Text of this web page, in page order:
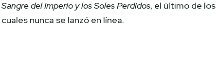
Sangre del Imperio y los Soles Perdidos, el último de los
cuales nunca se lanzó en línea.